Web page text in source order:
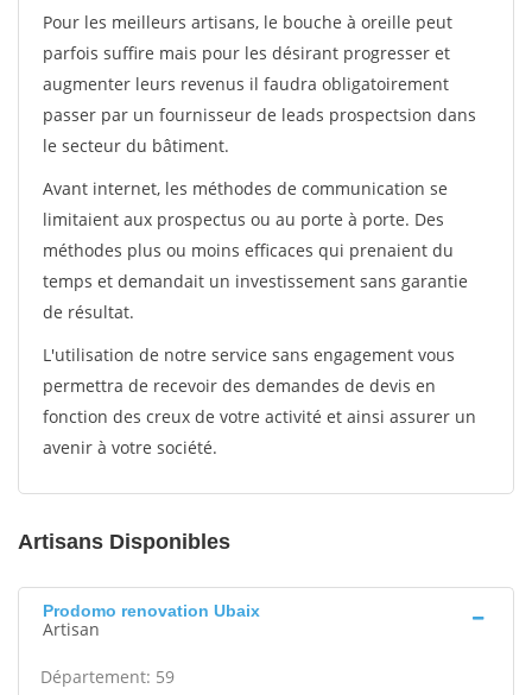
Pour les meilleurs artisans, le bouche à oreille peut
parfois suffire mais pour les désirant progresser et
augmenter leurs revenus il faudra obligatoirement
passer par un fournisseur de leads prospectsion dans
le secteur du bâtiment.
Avant internet, les méthodes de communication se
limitaient aux prospectus ou au porte à porte. Des
méthodes plus ou moins efficaces qui prenaient du
temps et demandait un investissement sans garantie
de résultat.
L'utilisation de notre service sans engagement vous
permettra de recevoir des demandes de devis en
fonction des creux de votre activité et ainsi assurer un
avenir à votre société.
Artisans Disponibles
Prodomo renovation Ubaix
Artisan
Département: 59